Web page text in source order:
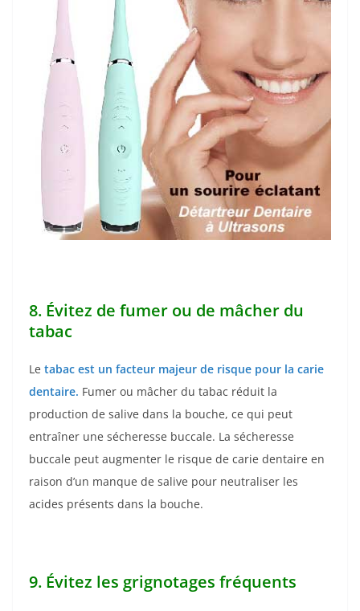
8. Évitez de fumer ou de mâcher du
tabac
Le tabac est un facteur majeur de risque pour la carie
dentaire. Fumer ou mâcher du tabac réduit la
production de salive dans la bouche, ce qui peut
entraîner une sécheresse buccale. La sécheresse
buccale peut augmenter le risque de carie dentaire en
raison d’un manque de salive pour neutraliser les
acides présents dans la bouche.
9. Évitez les grignotages fréquents